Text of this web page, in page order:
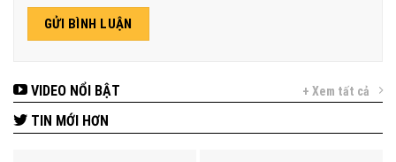
VIDEO NỔI BẬT + Xem tất cả
TIN MỚI HƠN